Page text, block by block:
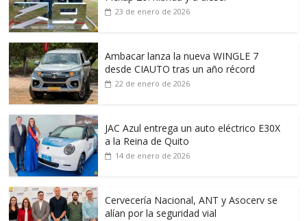
23 de enero de 2026
Ambacar lanza la nueva WINGLE 7
desde CIAUTO tras un año récord
22 de enero de 2026
JAC Azul entrega un auto eléctrico E30X
a la Reina de Quito
14 de enero de 2026
Cervecería Nacional, ANT y Asocerv se
alían por la seguridad vial